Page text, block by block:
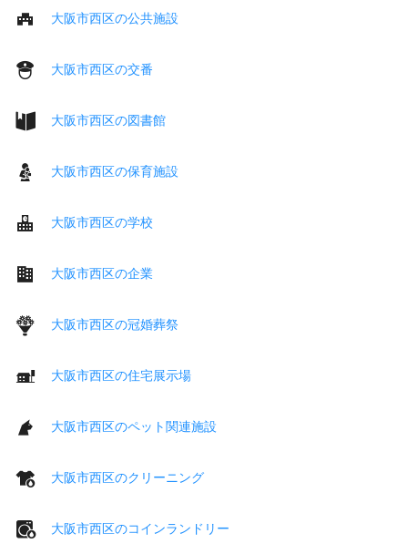
大阪市西区の公共施設
大阪市西区の交番
大阪市西区の図書館
大阪市西区の保育施設
大阪市西区の学校
大阪市西区の企業
大阪市西区の冠婚葬祭
大阪市西区の住宅展示場
大阪市西区のペット関連施設
大阪市西区のクリーニング
大阪市西区のコインランドリー